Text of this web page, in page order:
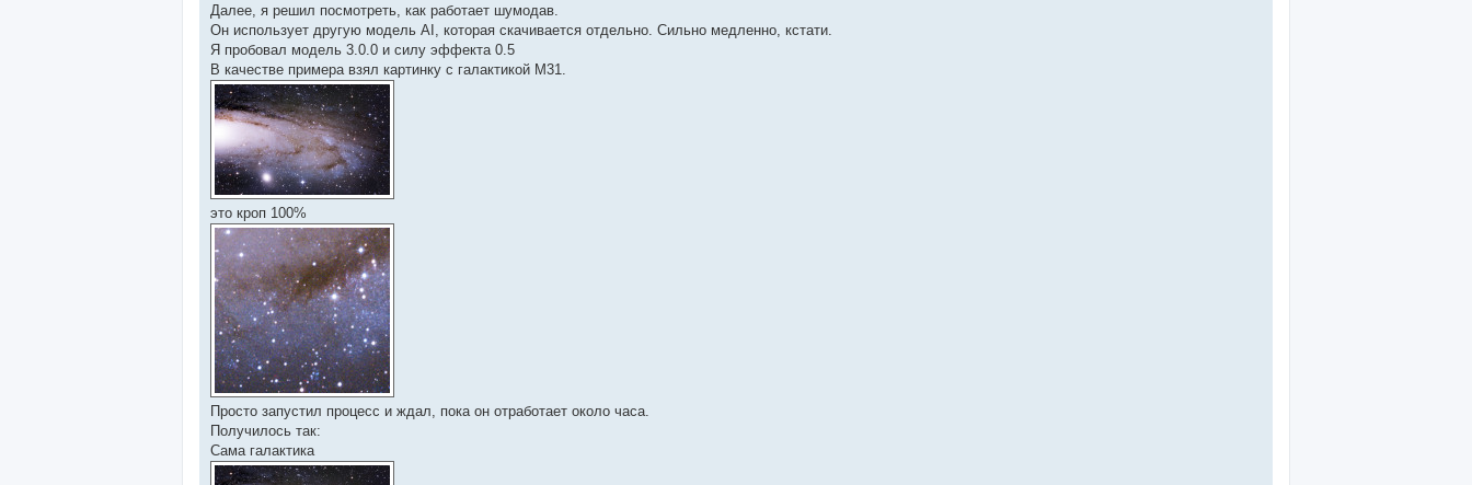
Далее, я решил посмотреть, как работает шумодав.
Он использует другую модель AI, которая скачивается отдельно. Сильно медленно, кстати.
Я пробовал модель 3.0.0 и силу эффекта 0.5
В качестве примера взял картинку с галактикой М31.
это кроп 100%
Просто запустил процесс и ждал, пока он отработает около часа.
Получилось так:
Сама галактика